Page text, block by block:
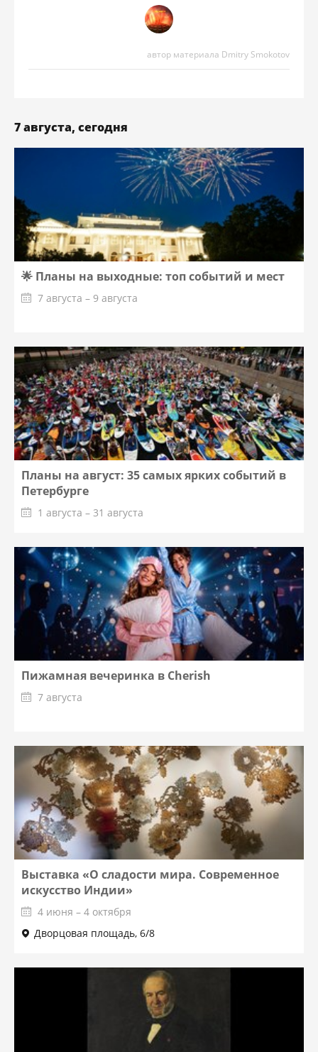
автор материала Dmitry Smokotov
7 августа, сегодня
🌟 Планы на выходные: топ событий и мест
7 августа – 9 августа
Планы на август: 35 самых ярких событий в
Петербурге
1 августа – 31 августа
Пижамная вечеринка в Cherish
7 августа
Выставка «О сладости мира. Современное
искусство Индии»
4 июня – 4 октября
Дворцовая площадь, 6/8